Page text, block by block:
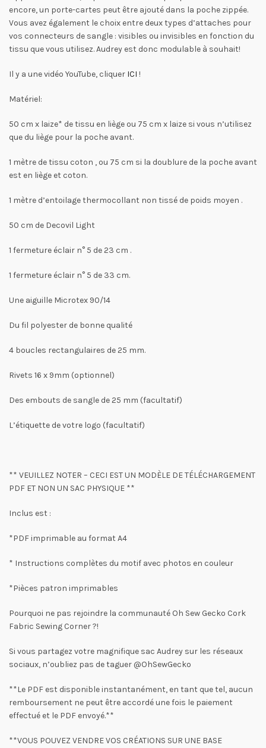
encore, un porte-cartes peut être ajouté dans la poche zippée.
Vous avez également le choix entre deux types d’attaches pour
vos connecteurs de sangle : visibles ou invisibles en fonction du
tissu que vous utilisez. Audrey est donc modulable à souhait!
Il y a une vidéo YouTube, cliquer ICI !
Matériel:
50 cm x laize* de tissu en liège ou 75 cm x laize si vous n’utilisez
que du liège pour la poche avant.
1 mètre de tissu coton , ou 75 cm si la doublure de la poche avant
est en liège et coton.
1 mètre d’entoilage thermocollant non tissé de poids moyen .
50 cm de Decovil Light
1 fermeture éclair n° 5 de 23 cm .
1 fermeture éclair n° 5 de 33 cm.
Une aiguille Microtex 90/14
Du fil polyester de bonne qualité
4 boucles rectangulaires de 25 mm.
Rivets 16 x 9mm (optionnel)
Des embouts de sangle de 25 mm (facultatif)
L’étiquette de votre logo (facultatif)
** VEUILLEZ NOTER – CECI EST UN MODÈLE DE TÉLÉCHARGEMENT
PDF ET NON UN SAC PHYSIQUE **
Inclus est :
*PDF imprimable au format A4
* Instructions complètes du motif avec photos en couleur
*Pièces patron imprimables
Pourquoi ne pas rejoindre la communauté Oh Sew Gecko Cork
Fabric Sewing Corner ?!
Si vous partagez votre magnifique sac Audrey sur les réseaux
sociaux, n’oubliez pas de taguer @OhSewGecko
**Le PDF est disponible instantanément, en tant que tel, aucun
remboursement ne peut être accordé une fois le paiement
effectué et le PDF envoyé.**
**VOUS POUVEZ VENDRE VOS CRÉATIONS SUR UNE BASE